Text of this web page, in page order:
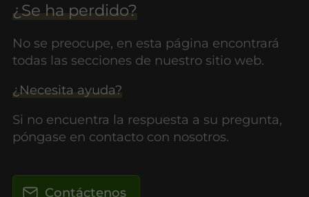
¿Se ha perdido?
No se preocupe, en esta página encontrará
todas las secciones de nuestro sitio web.
¿Necesita ayuda?
Si no encuentra la respuesta a su pregunta,
póngase en contacto con nosotros.
Contáctenos